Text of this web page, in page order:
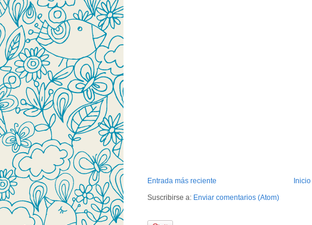
Entrada más reciente
Inicio
Suscribirse a: Enviar comentarios (Atom)